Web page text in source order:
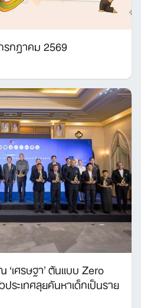
กฎาคม 2569
เศรษฐา’ ต้นแบบ Zero
ะเทศลุยค้นหาเด็กเป็นราย